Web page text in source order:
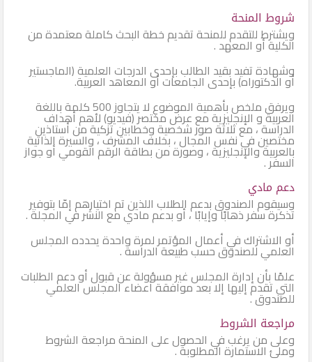
شروط المنحة
ويشترط للتقدم للمنحة تقديم خطة البحث كاملة معتمدة من
الكلية أو المعهد .
وشهادة تفيد بقيد الطالب بإحدى الدرجات العلمية (الماجستير
أو الدكتوراه) بإحدى الجامعات أو المعاهد العربية.
ويرفق ملخص بأهمية الموضوع لا يتجاوز 500 كلمة باللغة
العربية و الإنجليزية مع عرض مختصر (فيديو) لأهم أهداف
الدراسة ، مع ثلاثة صور شخصية وخطابين تزكية من أستاذين
مختصين في نفس المجال ، بخلاف المشرف ، والسيرة الذاتية
بالعربية والإنجليزية ، وصورة من بطاقة الرقم القومي أو جواز
السفر .
دعم مادي
وسيقوم الصندوق بدعم الطلاب اللذين تم اختيارهم إمّا بتوفير
تذكرة سفر ذهابًا وإيابًا ، أو بدعم مادي مع النشر في المجلة .
أو الاشتراك في أعمال المؤتمر لمرة واحدة يحدده المجلس
العلمي للصندوق حسب طبيعة الدراسة .
علمًا بأن إدارة المجلس غير مسؤولة عن قبول أو دعم الطلبات
التي تقدم إليها إلا بعد موافقة أعضاء المجلس العلمي
للصندوق .
مراجعة الشروط
وعلى من يرغب في الحصول على المنحة مراجعة الشروط
وملئ الاستمارة المطلوبة .